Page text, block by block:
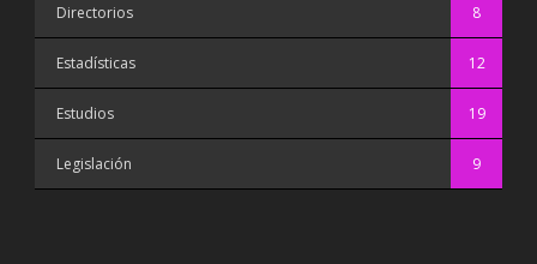
Directorios 8
Estadísticas 12
Estudios 19
Legislación 9